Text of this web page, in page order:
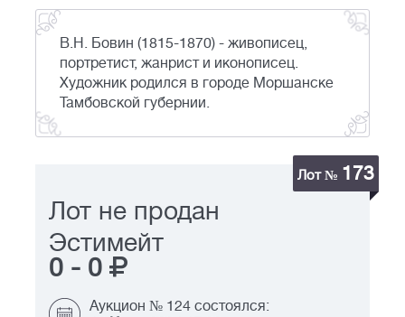
В.Н. Бовин (1815-1870) - живописец,
портретист, жанрист и иконописец.
Художник родился в городе Моршанске
Тамбовской губернии.
Лот № 173
Лот не продан
Эстимейт
0 - 0
Аукцион № 124 состоялся: